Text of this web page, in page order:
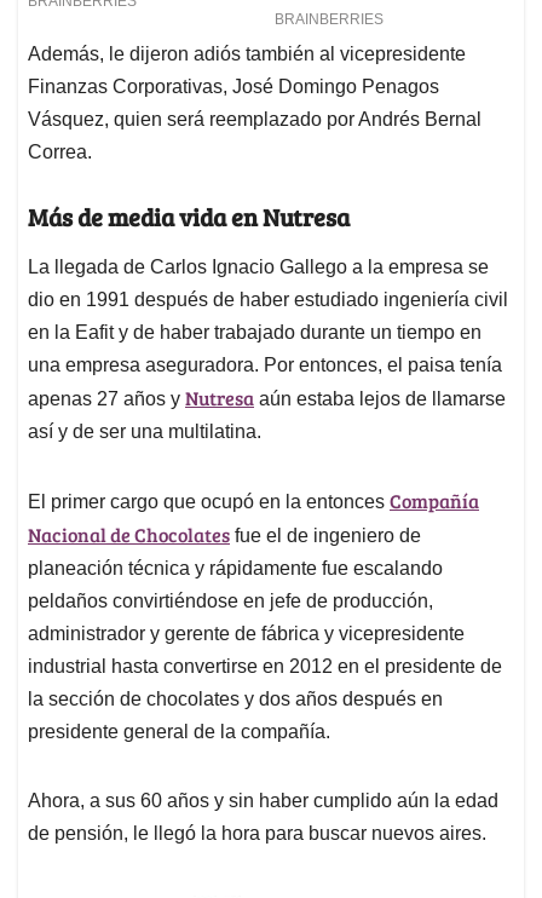
Además, le dijeron adiós también al vicepresidente
Finanzas Corporativas, José Domingo Penagos
Vásquez, quien será reemplazado por Andrés Bernal
Correa.
Más de media vida en Nutresa
La llegada de Carlos Ignacio Gallego a la empresa se
dio en 1991 después de haber estudiado ingeniería civil
en la Eafit y de haber trabajado durante un tiempo en
una empresa aseguradora. Por entonces, el paisa tenía
apenas 27 años y Nutresa aún estaba lejos de llamarse
así y de ser una multilatina.
El primer cargo que ocupó en la entonces Compañía
Nacional de Chocolates fue el de ingeniero de
planeación técnica y rápidamente fue escalando
peldaños convirtiéndose en jefe de producción,
administrador y gerente de fábrica y vicepresidente
industrial hasta convertirse en 2012 en el presidente de
la sección de chocolates y dos años después en
presidente general de la compañía.
Ahora, a sus 60 años y sin haber cumplido aún la edad
de pensión, le llegó la hora para buscar nuevos aires.